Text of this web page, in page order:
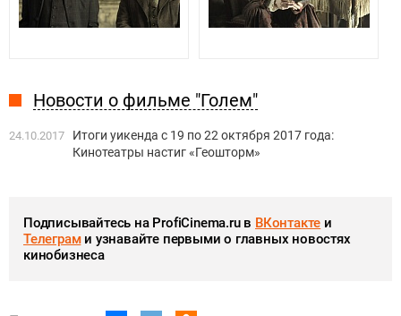
Новости о фильме "Голем"
24.10.2017
Итоги уикенда с 19 по 22 октября 2017 года:
Кинотеатры настиг «Геошторм»
Подписывайтесь на ProfiCinema.ru в ВКонтакте и
Телеграми узнавайте первыми о главных новостях
кинобизнеса